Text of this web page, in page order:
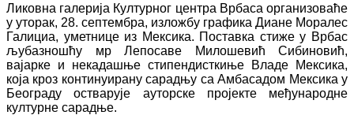
Ликовна галерија Културног центра Врбаса организоваће
у уторак, 28. септембра, изложбу графика Диане Моралес
Галициа, уметнице из Мексика. Поставка стиже у Врбас
љубазношћу мр Лепосаве Милошевић Сибиновић,
вајарке и некадашње стипендисткиње Владе Мексика,
која кроз континуирану сарадњу са Амбасадом Мексика у
Београду остварује ауторске пројекте међународне
културне сарадње.